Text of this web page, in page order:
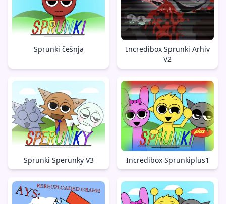
Sprunki češnja
Incredibox Sprunki Arhiv
V2
Sprunki Sperunky V3 Incredibox Sprunkiplus1